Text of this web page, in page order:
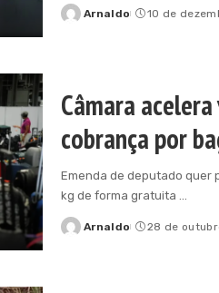
Posted
Arnaldo 10 de
Câmara
cobrança por
Emenda de deputado quer
kg de forma gratuita
Posted
Arnaldo 28 de